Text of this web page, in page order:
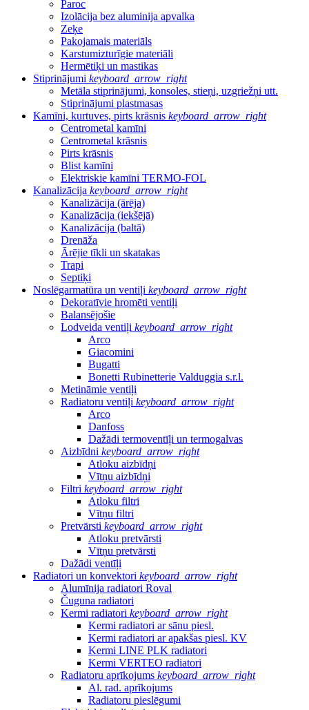
Paroc
Izolācija bez aluminija apvalka
Zeķe
Pakojamais materiāls
Karstumizturīgie materiāli
Hermētiķi un mastikas
Stiprinājumi keyboard_arrow_right
Metāla stiprinājumi, konsoles, stieņi, uzgriežņi utt.
Stiprinājumi plastmasas
Kamīni, kurtuves, pirts krāsnis keyboard_arrow_right
Centrometal kamīni
Centrometal krāsnis
Pirts krāsnis
Blist kamīni
Elektriskie kamīni TERMO-FOL
Kanalizācija keyboard_arrow_right
Kanalizācija (ārēja)
Kanalizācija (iekšējā)
Kanalizācija (baltā)
Drenāža
Ārējie tīkli un skatakas
Trapi
Septiķi
Noslēgarmatūra un ventiļi keyboard_arrow_right
Dekoratīvie hromēti ventiļi
Balansējošie
Lodveida ventiļi keyboard_arrow_right
Arco
Giacomini
Bugatti
Bonetti Rubinetterie Valduggia s.r.l.
Metināmie ventiļi
Radiatoru ventiļi keyboard_arrow_right
Arco
Danfoss
Dažādi termoventīļi un termogalvas
Aizbīdni keyboard_arrow_right
Atloku aizbīdņi
Vītņu aizbīdņi
Filtri keyboard_arrow_right
Atloku filtri
Vītņu filtri
Pretvārsti keyboard_arrow_right
Atloku pretvārsti
Vītņu pretvārsti
Dažādi ventīļi
Radiatori un konvektori keyboard_arrow_right
Alumīnija radiatori Roval
Čuguna radiatori
Kermi radiatori keyboard_arrow_right
Kermi radiatori ar sānu piesl.
Kermi radiatori ar apakšas piesl. KV
Kermi LINE PLK radiatori
Kermi VERTEO radiatori
Radiatoru aprīkojums keyboard_arrow_right
Al. rad. aprīkojums
Radiatoru pieslēgumi